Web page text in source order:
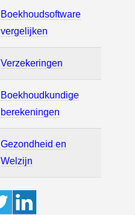
Boekhoudsoftware
vergelijken
Verzekeringen
Boekhoudkundige
berekeningen
Gezondheid en
Welzijn